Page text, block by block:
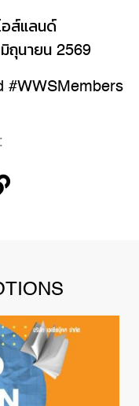
ส์แลนด์
ถุนายน 2569
#WWSMembers